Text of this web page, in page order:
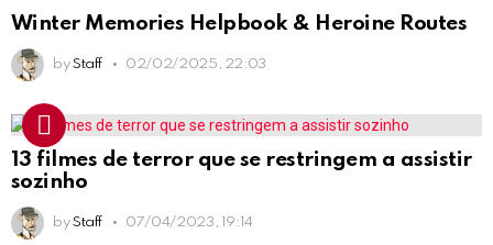
Winter Memories Helpbook & Heroine Routes
by Staff 02/02/2025, 22:03
13 filmes de terror que se restringem a assistir
sozinho
by Staff 07/04/2023, 19:14